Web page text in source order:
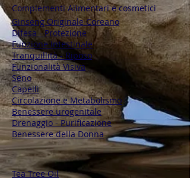
Complementi Alimentari e cosmetici
Ginseng Originale Coreano
Difesa - Protezione
Funzione Intestinale
Tranquillità - Riposo
Funzionalità Visiva
Seno
Capelli
Circolazione e Metabolismo
Benessere urogenitale
Drenaggio - Purificazione
Benessere della Donna
Tea Tree Oil